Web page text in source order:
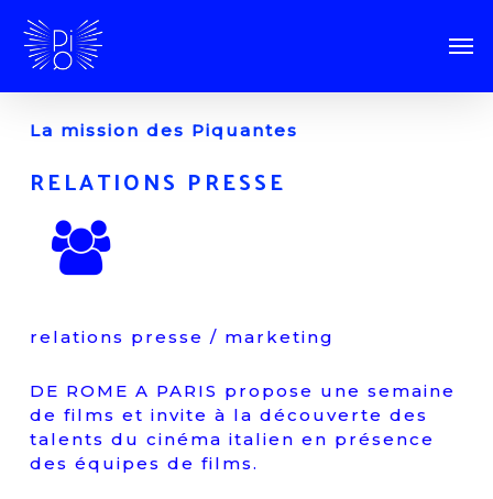
La mission des Piquantes
RELATIONS PRESSE
relations presse / marketing
DE ROME A PARIS propose une semaine
de films et invite à la découverte des
talents du cinéma italien en présence
des équipes de films.